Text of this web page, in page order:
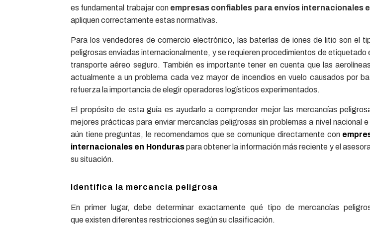
es fundamental trabajar con empresas confiables para envíos internacionales
apliquen correctamente estas normativas.
Para los vendedores de comercio electrónico, las baterías de iones de litio son el
peligrosas enviadas internacionalmente, y se requieren procedimientos de
transporte aéreo seguro. También es importante tener en cuenta que las
actualmente a un problema cada vez mayor de incendios en vuelo causados por
refuerza la importancia de elegir operadores logísticos experimentados.
El propósito de esta guía es ayudarlo a comprender mejor las mercancías
mejores prácticas para enviar mercancías peligrosas sin problemas a nivel nacional
aún tiene preguntas, le recomendamos que se comunique directamente con
internacionales en Honduras para obtener la información más reciente y el
su situación.
Identifica la mercancía peligrosa
En primer lugar, debe determinar exactamente qué tipo de mercancías
que existen diferentes restricciones según su clasificación.